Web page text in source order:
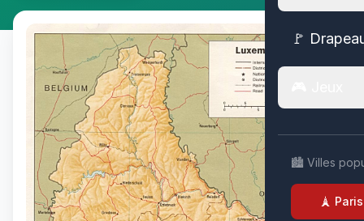
🚩
🏙️ Villes
🗼 Paris